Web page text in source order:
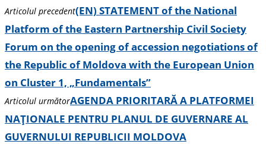
Articolul precedent(EN) STATEMENT of the National
Platform of the Eastern Partnership Civil Society
Forum on the opening of accession negotiations of
the Republic of Moldova with the European Union
on Cluster 1, „Fundamentals”
Articolul următorAGENDA PRIORITARĂ A PLATFORMEI
NAȚIONALE PENTRU PLANUL DE GUVERNARE AL
GUVERNULUI REPUBLICII MOLDOVA